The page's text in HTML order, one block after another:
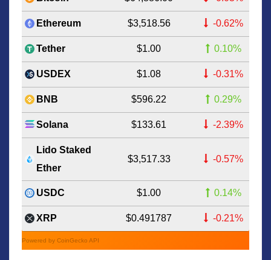
Ethereum $3,518.56 -0.62%
Tether $1.00 0.10%
USDEX $1.08 -0.31%
BNB $596.22 0.29%
Solana $133.61 -2.39%
Lido Staked
Ether
$3,517.33 -0.57%
USDC $1.00 0.14%
XRP $0.491787 -0.21%
Powered by CoinGecko API